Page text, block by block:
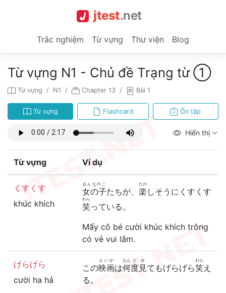
jtest.net
Trắc nghiệm Từ vựng Thư viện Blog
Từ vựng N1 - Chủ đề Trạng từ ①
Từ vựng N1 Chapter 13 Bài 1
Từ vựng Flashcard Ôn tập
Hiển thị
Từ vựng Ví dụ
くすくす
khúc khích
女の子
おんなのこ
たちが、 楽
たの
しそうにくすくす
笑
わら
っている。
Mấy cô bé cười khúc khích trông
có vẻ vui lắm.
げらげら
cười ha hả
この映画
えいが
は何
なん
度
ど
見
み
てもげらげら笑
わら
え
る。